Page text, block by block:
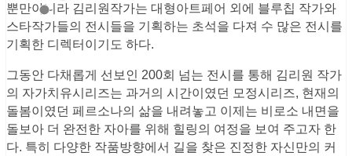
뿐만아니라 김리원작가는 대형아트페어 외에 블루칩 작가와
스타작가들의 전시들을 기획하는 초석을 다져 수 많은 전시를
기획한 디렉터이기도 하다.
그동안 다채롭게 선보인 200회 넘는 전시를 통해 김리원 작가
의 자가치유시리즈는 과거의 시간이였던 모정시리즈, 현재의
돌봄이였던 페르소나의 삶을 내려놓고 이제는 비로소 내면을
돌보아 더 완전한 자아를 위해 힐링의 여정을 보여 주고자 한
다. 특히 다양한 작품방향에서 길을 찾은 진정한 자신만의 커